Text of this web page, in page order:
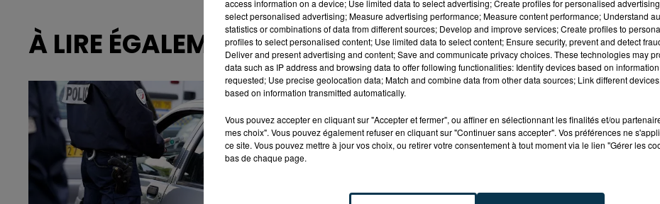
À LIRE ÉGALEMENT
access information on a device; Use limited data to select advertising; Create profiles for personalised
select personalised advertising; Measure advertising performance; Measure content performance; Understand
statistics or combinations of data from different sources; Develop and improve services; Create profiles to
profiles to select personalised content; Use limited data to select content; Ensure security, prevent and detect
Deliver and present advertising and content; Save and communicate privacy choices. These technologies may
data such as IP address and browsing data to offer following functionalities: Identify devices based on
requested; Use precise geolocation data; Match and combine data from other data sources; Link different
based on information transmitted automatically.
Vous pouvez accepter en cliquant sur "Accepter et fermer", ou affiner en sélectionnant les finalités et/ou
mes choix". Vous pouvez également refuser en cliquant sur "Continuer sans accepter". Vos préférences ne
ce site. Vous pouvez mettre à jour vos choix, ou retirer votre consentement à tout moment via le lien "Gérer les
bas de chaque page.